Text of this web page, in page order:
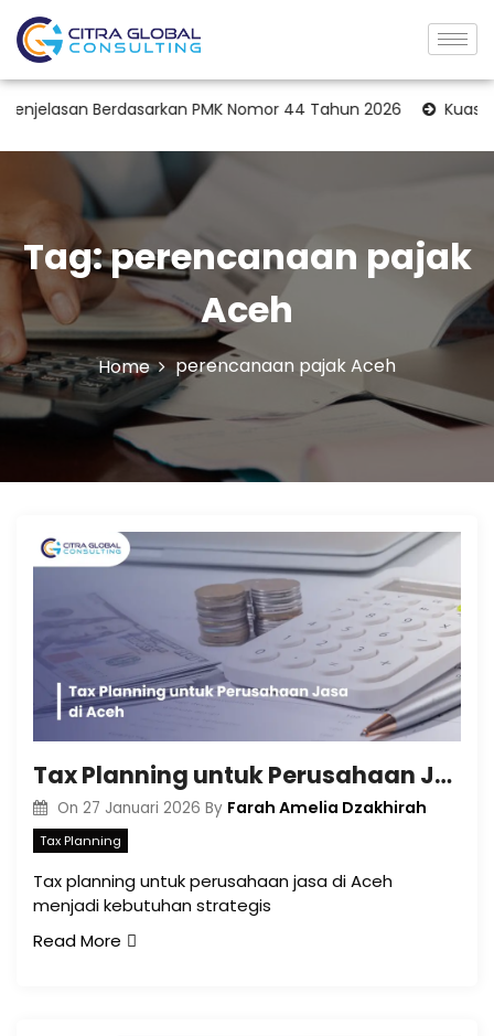
Berdasarkan PMK Nomor 44 Tahun 2026 Kuasa
Tag:perencanaan pajak
Aceh
Home perencanaan pajak Aceh
Tax Planning untuk Perusahaan Jasa di Aceh
On 27 Januari 2026 By Farah Amelia Dzakhirah
Tax Planning
Tax planning untuk perusahaan jasa di Aceh
menjadi kebutuhan strategis
Read More